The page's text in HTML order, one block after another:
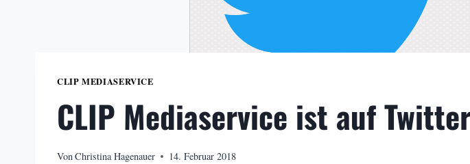
CLIP MEDIASERVICE
CLIP Mediaservice ist auf
VonChristina Hagenauer 14. Februar 2018